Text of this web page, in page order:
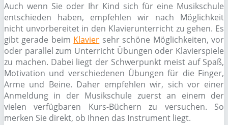
Auch wenn Sie oder Ihr Kind sich für eine Musikschule
entschieden haben, empfehlen wir nach Möglichkeit
nicht unvorbereitet in den Klavierunterricht zu gehen. Es
gibt gerade beim Klavier sehr schöne Möglichkeiten, vor
oder parallel zum Unterricht Übungen oder Klavierspiele
zu machen. Dabei liegt der Schwerpunkt meist auf Spaß,
Motivation und verschiedenen Übungen für die Finger,
Arme und Beine. Daher empfehlen wir, sich vor einer
Anmeldung in der Musikschule zuerst an einem der
vielen verfügbaren Kurs-Büchern zu versuchen. So
merken Sie direkt, ob Ihnen das Instrument liegt.